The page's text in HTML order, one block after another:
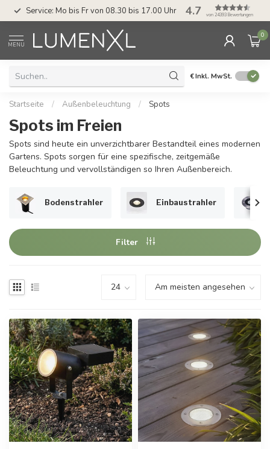
Service: Mo bis Fr von 08.30 bis 17.00 Uhr 4.7 von 24393 Bewertungen
MENU
0
€Inkl. MwSt.
Startseite / Außenbeleuchtung / Spots
Spots im Freien
Spots sind heute ein unverzichtbarer Bestandteil eines modernen
Gartens. Spots sorgen für eine spezifische, zeitgemäße
Beleuchtung und vervollständigen so Ihren Außenbereich.
Bodenstrahler Einbaustrahler
Filter